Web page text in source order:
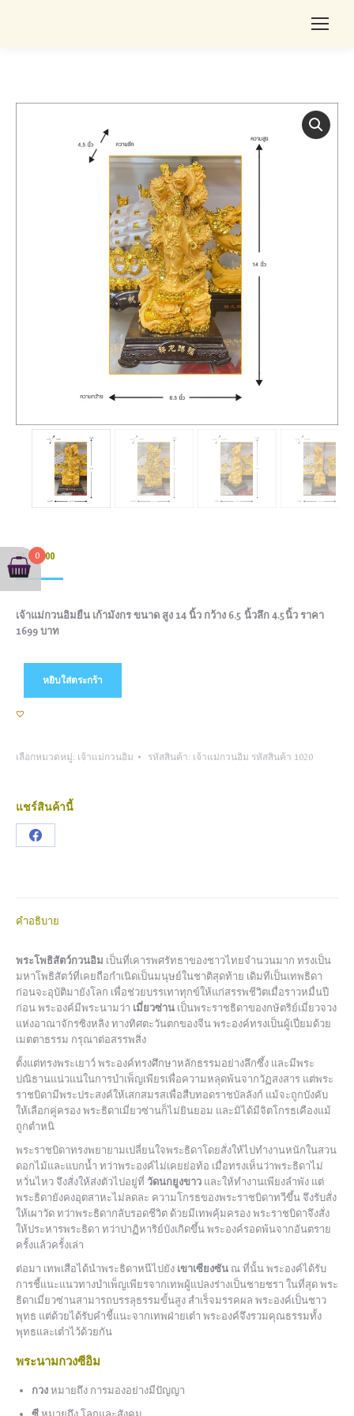
฿1,699.00
เจ้าแม่กวนอิมยืน เก้ามังกร ขนาด สูง 14 นิ้ว กว้าง 6.5 นิ้วลึก 4.5นิ้ว ราคา
1699 บาท
หยิบใส่ตระกร้า
เลือกหมวดหมู่: เจ้าแม่กวนอิม รหัสสินค้า: เจ้าแม่กวนอิม รหัสสินค้า 1020
แชร์สินค้านี้
Share
คำอธิบาย
พระโพธิสัตว์กวนอิม เป็นที่เคารพศรัทธาของชาวไทยจำนวนมาก ทรงเป็น
มหาโพธิสัตว์ที่เคยถือกำเนิดเป็นมนุษย์ในชาติสุดท้าย เดิมทีเป็นเทพธิดา
ก่อนจะอุบัติมายังโลก เพื่อช่วยบรรเทาทุกข์ให้แก่สรรพชีวิตเมื่อราวหมื่นปี
ก่อน พระองค์มีพระนามว่า เมี่ยวซ่าน เป็นพระราชธิดาของกษัตริย์เมี่ยวจวง
แห่งอาณาจักรซิงหลิง ทางทิศตะวันตกของจีน พระองค์ทรงเป็นผู้เปี่ยมด้วย
เมตตาธรรม กรุณาต่อสรรพสิ่ง
ตั้งแต่ทรงพระเยาว์ พระองค์ทรงศึกษาหลักธรรมอย่างลึกซึ้ง และมีพระ
ปณิธานแน่วแน่ในการบำเพ็ญเพียรเพื่อความหลุดพ้นจากวัฏสงสาร แต่พระ
ราชบิดามีพระประสงค์ให้เสกสมรสเพื่อสืบทอดราชบัลลังก์ แม้จะถูกบังคับ
ให้เลือกคู่ครอง พระธิดาเมี่ยวซ่านก็ไม่ยินยอม และมิได้มีจิตโกรธเคืองแม้
ถูกตำหนิ
พระราชบิดาทรงพยายามเปลี่ยนใจพระธิดาโดยสั่งให้ไปทำงานหนักในสวน
ดอกไม้และแบกน้ำ ทว่าพระองค์ไม่เคยย่อท้อ เมื่อทรงเห็นว่าพระธิดาไม่
หวั่นไหว จึงสั่งให้ส่งตัวไปอยู่ที่ วัดนกยูงขาว และให้ทำงานเพียงลำพัง แต่
พระธิดายังคงอุตสาหะไม่ลดละ ความโกรธของพระราชบิดาทวีขึ้น จึงรับสั่ง
ให้เผาวัด ทว่าพระธิดากลับรอดชีวิต ด้วยมีเทพคุ้มครอง พระราชบิดาจึงสั่ง
ให้ประหารพระธิดา ทว่าปาฏิหาริย์บังเกิดขึ้น พระองค์รอดพ้นจากอันตราย
ครั้งแล้วครั้งเล่า
ต่อมา เทพเสือได้นำพระธิดาหนีไปยัง เขาเซียงซัน ณ ที่นั้น พระองค์ได้รับ
การชี้แนะแนวทางบำเพ็ญเพียรจากเทพผู้แปลงร่างเป็นชายชรา ในที่สุด พระ
ธิดาเมี่ยวซ่านสามารถบรรลุธรรมขั้นสูง สำเร็จมรรคผล พระองค์เป็นชาว
พุทธ แต่ด้วยได้รับคำชี้แนะจากเทพฝ่ายเต๋า พระองค์จึงรวมคุณธรรมทั้ง
พุทธและเต๋าไว้ด้วยกัน
พระนามกวงซีอิม
กวง หมายถึง การมองอย่างมีปัญญา
0